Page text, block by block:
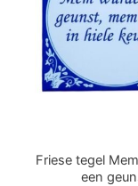
Friese tegel
een